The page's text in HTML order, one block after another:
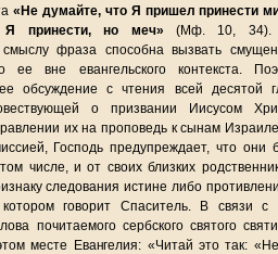
«Не думайте, что Я пришел принести
принести, но меч» (Мф. 10, 34).
смыслу фраза способна вызвать
ее вне евангельского контекста.
обсуждение с чтения всей десятой
о призвании Иисусом
их на проповедь к сынам
Господь предупреждает, что они
числе, и от своих близких
следования истине либо
говорит Спаситель. В связи с
почитаемого сербского святого
месте Евангелия: «Читай это так: